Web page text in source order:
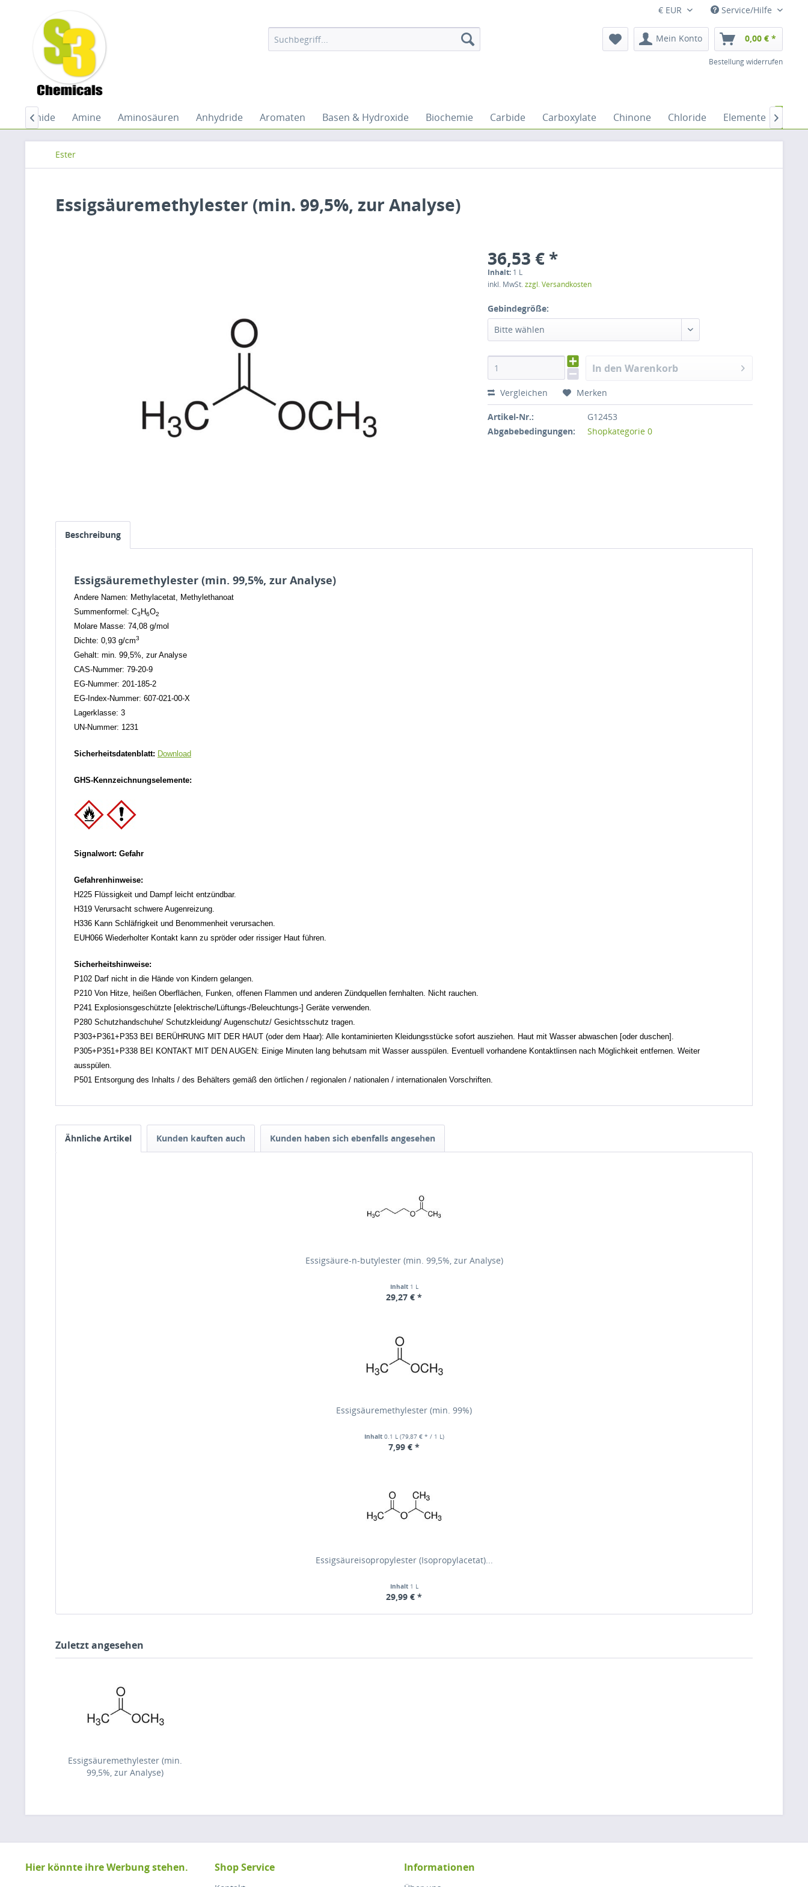
€ EUR Service/Hilfe
Mein Konto 0,00 € *
Bestellung widerrufen
Amide Amine Aminosäuren Anhydride Aromaten Basen & Hydroxide Biochemie Carbide Carboxylate Chinone Chloride Elemente
 
Ester
Essigsäuremethylester (min. 99,5%, zur Analyse)
36,53 € *
Inhalt: 1 L
inkl. MwSt.zzgl. Versandkosten
Gebindegröße:
Bitte wählen
In den Warenkorb
Vergleichen Merken
Artikel-Nr.:
G12453
Abgabebedingungen:
Shopkategorie 0
Beschreibung
Essigsäuremethylester (min. 99,5%, zur Analyse)
Andere Namen: Methylacetat, Methylethanoat
Summenformel: C3 H6O2
Molare Masse: 74,08 g/mol
Dichte: 0,93 g/cm3
Gehalt: min. 99,5%, zur Analyse
CAS-Nummer: 79-20-9
EG-Nummer: 201-185-2
EG-Index-Nummer: 607-021-00-X
Lagerklasse: 3
UN-Nummer: 1231
Sicherheitsdatenblatt: Download
GHS-Kennzeichnungselemente:
Signalwort: Gefahr
Gefahrenhinweise:
H225 Flüssigkeit und Dampf leicht entzündbar.
H319 Verursacht schwere Augenreizung.
H336 Kann Schläfrigkeit und Benommenheit verursachen.
EUH066 Wiederholter Kontakt kann zu spröder oder rissiger Haut führen.
Sicherheitshinweise:
P102 Darf nicht in die Hände von Kindern gelangen.
P210 Von Hitze, heißen Oberflächen, Funken, offenen Flammen und anderen Zündquellen fernhalten. Nicht rauchen.
P241 Explosionsgeschützte [elektrische/Lüftungs-/Beleuchtungs-] Geräte verwenden.
P280 Schutzhandschuhe/ Schutzkleidung/ Augenschutz/ Gesichtsschutz tragen.
P303+P361+P353 BEI BERÜHRUNG MIT DER HAUT (oder dem Haar): Alle kontaminierten Kleidungsstücke sofort ausziehen. Haut mit Wasser abwaschen [oder duschen].
P305+P351+P338 BEI KONTAKT MIT DEN AUGEN: Einige Minuten lang behutsam mit Wasser ausspülen. Eventuell vorhandene Kontaktlinsen nach Möglichkeit entfernen. Weiter
ausspülen.
P501 Entsorgung des Inhalts / des Behälters gemäß den örtlichen / regionalen / nationalen / internationalen Vorschriften.
Ähnliche Artikel Kunden kauften auch Kunden haben sich ebenfalls angesehen
Essigsäure-n-butylester (min. 99,5%, zur Analyse)
Inhalt 1 L
29,27 € *
Essigsäuremethylester (min. 99%)
Inhalt 0.1 L (79,87 € * / 1 L)
7,99 € *
Essigsäureisopropylester (Isopropylacetat)...
Inhalt 1 L
29,99 € *
Zuletzt angesehen
Essigsäuremethylester (min.
99,5%, zur Analyse)
Hier könnte ihre Werbung stehen. Shop Service Informationen